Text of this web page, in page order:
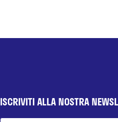
ISCRIVITI ALLA NOSTRA